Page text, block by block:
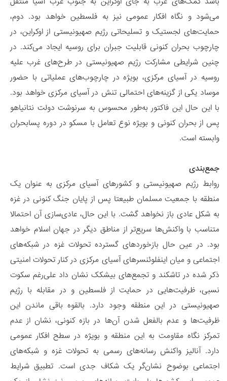
می‌شود و نگاه افکار عمومی نیز به فلسطین خواهد بود. دوم،
حمایت‌های لجستیک و تسلیحاتی رژیم صهیونیستی از اوکراین، در
چارچوب بحران کنونی قابلیت جبران برای روسیه ایجاد می‌کند. در
چنین شرایطی مشارکت رژیم صهیونیستی در طرح‌های غرب علیه
روسیه در آسیای مرکزی، بویژه در چارچوب‌های عملیاتی با حضور
موساد یکی از گزینه‌های احتمالی تنش در آسیای مرکزی خواهد بود.
با این حال این فاکتور به‌طور محسوس به سرنوشت دولت نتانیاهو
پس از بحران کنونی و بویژه نوع تعامل با مسکو در دوره پسابحران
وابسته است.
جمع‌بندی
روابط رژیم صهیونیستی و کشورهای آسیای مرکزی به عنوان یک
منطقه با جمعیت مسلمان طبیعتا پس از پایان جنگ کنونی در غزه
به شکل عادی باز نخواهد گشت. با این حال، عادی‌سازی آن احتمالا
متناسب با واکنش‌ها سریع‌تر از مناطق دیگر در جهان اسلام خواهد
بود. در عین حال بازخوردهای گسترده تحولات غزه در شبکه‌های
اجتماعی و میان اینفلوئنسرهای آسیای مرکزی در کنار تحولات امنیتی
ذکر شده در تاشکند و تجمع‌های بیشکک نشان داد علی‌رغم سکوت
نسبی، ظرفیت‌هایی در حمایت از فلسطین و در مقابله با رژیم
صهیونیستی در این منطقه وجود دارد. بالقوه باقی ماندن این
ظرفیت‌ها و عدم بالفعل شدن آن‌ها در بازه کنونی، نشان از عدم
تمرکز نگاه مقاومت به این منطقه و بویژه در سطح افکار عمومی
دارد. آنالیز واکنش رسانه‌های رسمی به تحولات غزه و شبکه‌های
اجتماعی بوضوح نشان‌گر یک شکاف جدی است. تطبیق شرایط